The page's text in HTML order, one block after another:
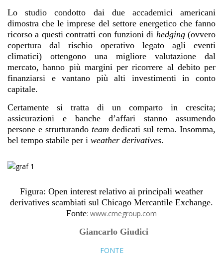
Lo studio condotto dai due accademici americani
dimostra che le imprese del settore energetico che fanno
ricorso a questi contratti con funzioni di hedging(ovvero
copertura dal rischio operativo legato agli eventi
climatici) ottengono una migliore valutazione dal
mercato, hanno più margini per ricorrere al debito per
finanziarsi e vantano più alti investimenti in conto
capitale.
Certamente si tratta di un comparto in crescita;
assicurazioni e banche d’affari stanno assumendo
persone e strutturando team dedicati sul tema. Insomma,
bel tempo stabile per i weather derivatives.
Figura: Open interest relativo ai principali weather
derivatives scambiati sul Chicago Mercantile Exchange.
Fonte: www.cmegroup.com
Giancarlo Giudici
FONTE